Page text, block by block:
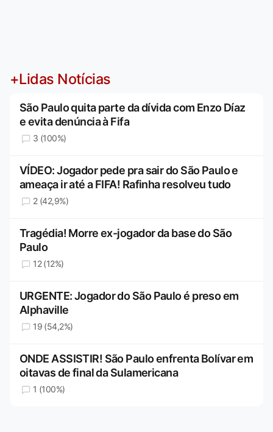
+Lidas Notícias
São Paulo quita parte da dívida com Enzo Díaz
e evita denúncia à Fifa
3 (100%)
VÍDEO: Jogador pede pra sair do São Paulo e
ameaça ir até a FIFA! Rafinha resolveu tudo
2 (42,9%)
Tragédia! Morre ex-jogador da base do São
Paulo
12 (12%)
URGENTE: Jogador do São Paulo é preso em
Alphaville
19 (54,2%)
ONDE ASSISTIR! São Paulo enfrenta Bolívar em
oitavas de final da Sulamericana
1 (100%)